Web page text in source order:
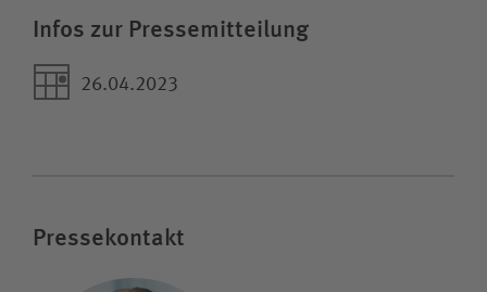
Infos zur Pressemitteilung
26.04.2023
Pressekontakt